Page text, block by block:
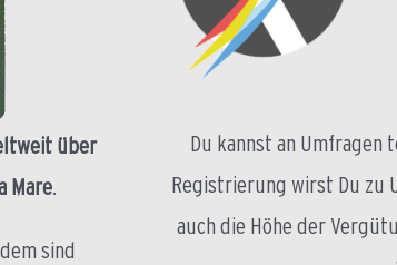
über
Mare.
sind
Du kannst an
Registrierung wirst Du zu
auch die Höhe der